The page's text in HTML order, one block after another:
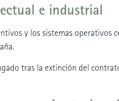
e industrial
y los sistemas operativos
tras la extinción del